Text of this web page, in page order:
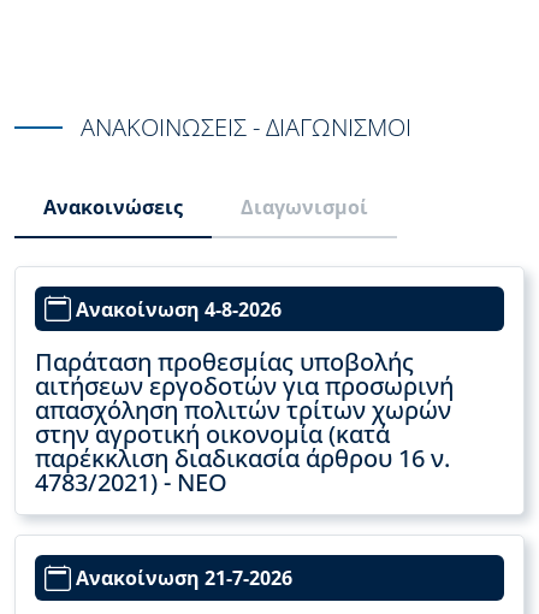
ΑΝΑΚΟΙΝΩΣΕΙΣ - ΔΙΑΓΩΝΙΣΜΟΙ
Ανακοινώσεις Διαγωνισμοί
Ανακοίνωση 4-8-2026
Παράταση προθεσμίας υποβολής
αιτήσεων εργοδοτών για προσωρινή
απασχόληση πολιτών τρίτων χωρών
στην αγροτική οικονομία (κατά
παρέκκλιση διαδικασία άρθρου 16 ν.
4783/2021) - ΝΕΟ
Ανακοίνωση 21-7-2026